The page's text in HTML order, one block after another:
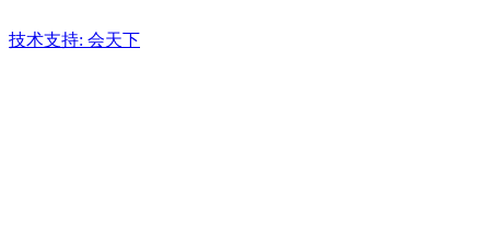
技术支持: 会天下